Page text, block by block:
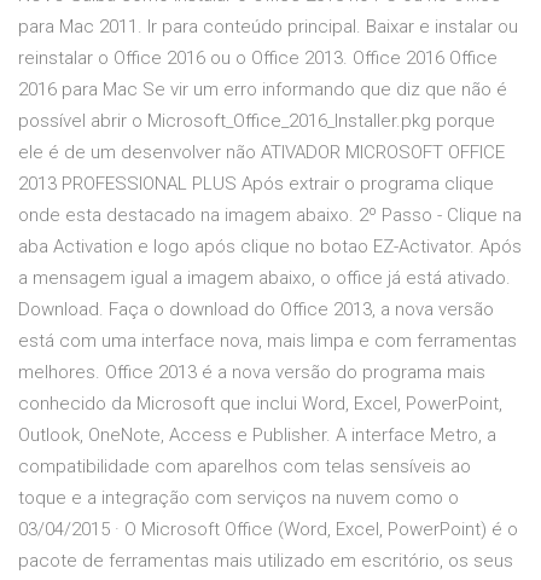
para Mac 2011. Ir para conteúdo principal. Baixar e instalar ou
reinstalar o Office 2016 ou o Office 2013. Office 2016 Office
2016 para Mac Se vir um erro informando que diz que não é
possível abrir o Microsoft_Office_2016_Installer.pkg porque
ele é de um desenvolver não ATIVADOR MICROSOFT OFFICE
2013 PROFESSIONAL PLUS Após extrair o programa clique
onde esta destacado na imagem abaixo. 2º Passo - Clique na
aba Activation e logo após clique no botao EZ-Activator. Após
a mensagem igual a imagem abaixo, o office já está ativado.
Download. Faça o download do Office 2013, a nova versão
está com uma interface nova, mais limpa e com ferramentas
melhores. Office 2013 é a nova versão do programa mais
conhecido da Microsoft que inclui Word, Excel, PowerPoint,
Outlook, OneNote, Access e Publisher. A interface Metro, a
compatibilidade com aparelhos com telas sensíveis ao
toque e a integração com serviços na nuvem como o
03/04/2015 · O Microsoft Office (Word, Excel, PowerPoint) é o
pacote de ferramentas mais utilizado em escritório, os seus